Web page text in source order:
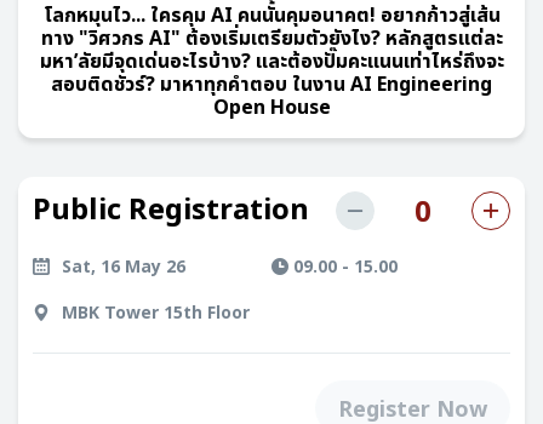
โลกหมุนไว... ใครคุม AI คนนั้นคุมอนาคต! อยากก้าวสู่เส้น
ทาง "วิศวกร AI" ต้องเริ่มเตรียมตัวยังไง? หลักสูตรแต่ละ
มหา’ลัยมีจุดเด่นอะไรบ้าง? และต้องปั๊มคะแนนเท่าไหร่ถึงจะ
สอบติดชัวร์? มาหาทุกคำตอบ ในงาน AI Engineering
Open House
Public Registration 0
Sat, 16 May 26
MBK Tower 15th Floor
09.00 - 15.00
Register Now